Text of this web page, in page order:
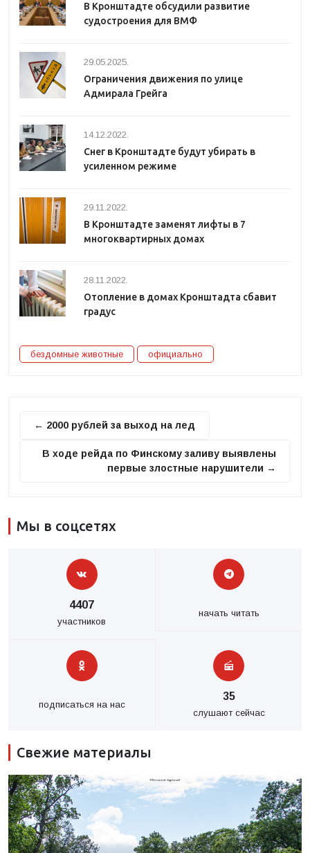
В Кронштадте обсудили развитие
судостроения для ВМФ
29.05.2025.
Ограничения движения по улице
Адмирала Грейга
14.12.2022.
Снег в Кронштадте будут убирать в
усиленном режиме
29.11.2022.
В Кронштадте заменят лифты в 7
многоквартирных домах
28.11.2022.
Отопление в домах Кронштадта сбавит
градус
бездомные животные официально
← 2000 рублей за выход на лед
В ходе рейда по Финскому заливу выявлены
первые злостные нарушители →
Мы в соцсетях
4407
участников
начать читать
подписаться на нас
35
слушают сейчас
Свежие материалы